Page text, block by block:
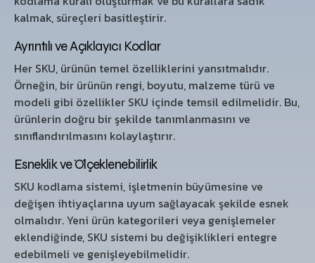
kalmak, süreçleri basitleştirir.
Ayrıntılı ve Açıklayıcı Kodlar
Her SKU, ürünün temel özelliklerini yansıtmalıdır.
Örneğin, bir ürünün rengi, boyutu, malzeme türü ve
modeli gibi özellikler SKU içinde temsil edilmelidir. Bu,
ürünlerin doğru bir şekilde tanımlanmasını ve
sınıflandırılmasını kolaylaştırır.
Esneklik ve Ölçeklenebilirlik
SKU kodlama sistemi, işletmenin büyümesine ve
değişen ihtiyaçlarına uyum sağlayacak şekilde esnek
olmalıdır. Yeni ürün kategorileri veya genişlemeler
eklendiğinde, SKU sistemi bu değişiklikleri entegre
edebilmeli ve genişleyebilmelidir.